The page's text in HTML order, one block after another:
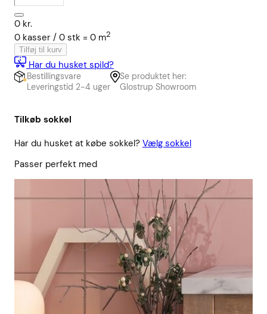
0 kr.
0 kasser / 0 stk = 0 m2
Tilføj til kurv
Har du husket spild?
Bestillingsvare
Leveringstid 2-4 uger
Se produktet her:
Glostrup Showroom
Tilkøb sokkel
Har du husket at købe sokkel? Vælg sokkel
Passer perfekt med